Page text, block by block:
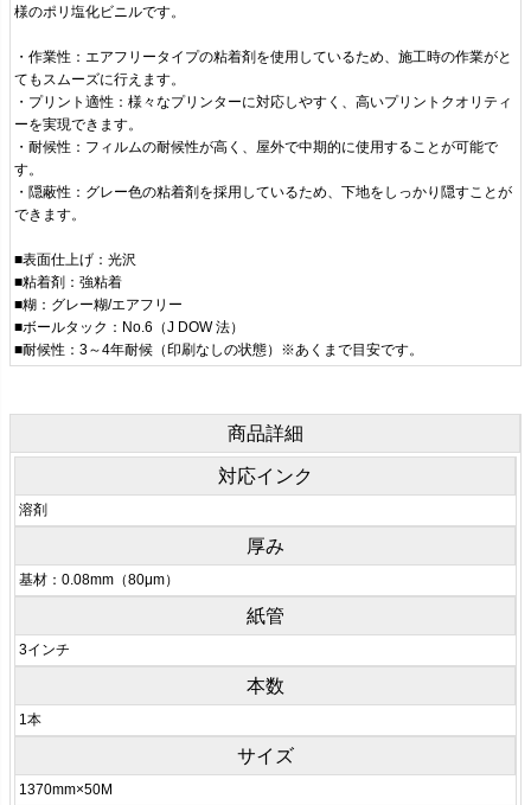
様のポリ塩化ビニルです。
・作業性：エアフリータイプの粘着剤を使用しているため、施工時の作業がと
てもスムーズに行えます。
・プリント適性：様々なプリンターに対応しやすく、高いプリントクオリティ
ーを実現できます。
・耐候性：フィルムの耐候性が高く、屋外で中期的に使用することが可能で
す。
・隠蔽性：グレー色の粘着剤を採用しているため、下地をしっかり隠すことが
できます。
■表面仕上げ：光沢
■粘着剤：強粘着
■糊：グレー糊/エアフリー
■ボールタック：No.6（J DOW 法）
■耐候性：3～4年耐候（印刷なしの状態）※あくまで目安です。
商品詳細
対応インク
溶剤
厚み
基材：0.08mm（80μm）
紙管
3インチ
本数
1本
サイズ
1370mm×50M